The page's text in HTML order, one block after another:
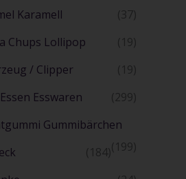
Karamell
(37)
Chups Lollipop
(19)
/ Clipper
(19)
Esswaren
(299)
Gummibärchen
(199)
(184)